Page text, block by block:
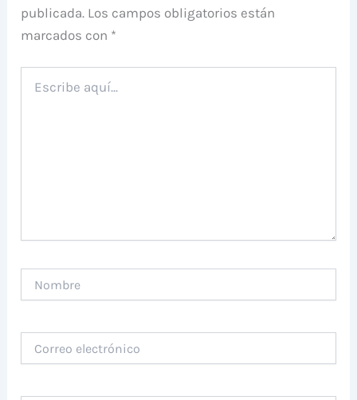
publicada. Los campos obligatorios están
marcados con *
aquí...
electrónico